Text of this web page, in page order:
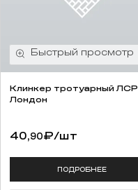
Клинкер тротуарный ЛСР
Лондон
40,90₽/шт
ПОДРОБНЕЕ